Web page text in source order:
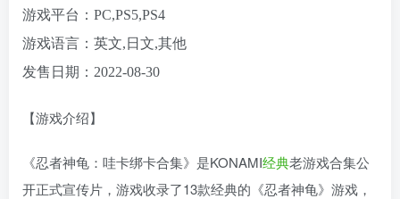
游戏平台：PC,PS5,PS4
游戏语言：英文,日文,其他
发售日期：2022-08-30
【游戏介绍】
《忍者神龟：哇卡绑卡合集》是KONAMI经典老游戏合集公
开正式宣传片，游戏收录了13款经典的《忍者神龟》游戏，